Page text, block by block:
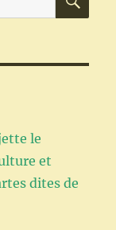
le
et
dites de